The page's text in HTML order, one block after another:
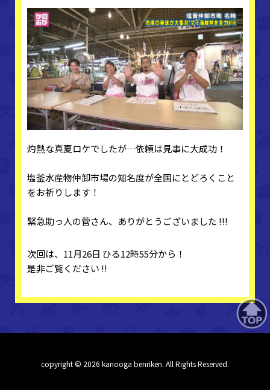
灼熱な真夏ロケでしたが…依頼は見事に大成功！
塩釜水産物仲卸市場の知名度が全国にとどろくこと
をお祈りします！
緊急助っ人の菅さん、ありがとうございました !!!
次回は、11月26日 ひる12時55分から！
是非ご覧ください !!
copyright © 2026 kanooga benriken. All Rights Reserved.